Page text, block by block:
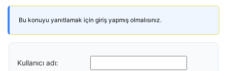
Bu konuyu yanıtlamak için giriş yapmış olmalısınız.
Kullanıcı adı: